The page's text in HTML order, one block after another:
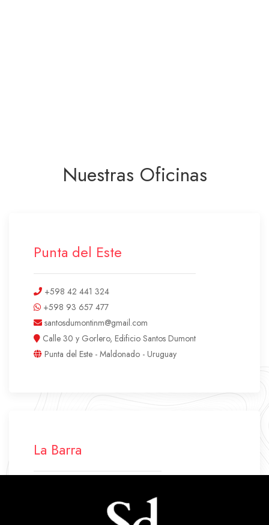
Nuestras Oficinas
Punta del Este
+598 42 441 324
+598 93 657 477
santosdumontinm@gmail.com
Calle 30 y Gorlero, Edificio Santos Dumont
Punta del Este - Maldonado - Uruguay
La Barra
+598 94 640 045
labarra.santosdumont@gmail.com